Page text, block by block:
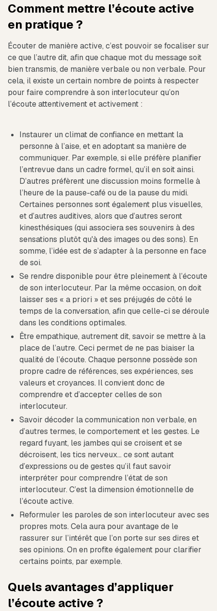
Comment mettre l’écoute active
en pratique ?
Écouter de manière active, c’est pouvoir se focaliser sur
ce que l’autre dit, afin que chaque mot du message soit
bien transmis, de manière verbale ou non verbale. Pour
cela, il existe un certain nombre de points à respecter
pour faire comprendre à son interlocuteur qu’on
l’écoute attentivement et activement :
Instaurer un climat de confiance en mettant la
personne à l’aise, et en adoptant sa manière de
communiquer. Par exemple, si elle préfère planifier
l’entrevue dans un cadre formel, qu’il en soit ainsi.
D’autres préfèrent une discussion moins formelle à
l’heure de la pause-café ou de la pause du midi.
Certaines personnes sont également plus visuelles,
et d’autres auditives, alors que d’autres seront
kinesthésiques (qui associera ses souvenirs à des
sensations plutôt qu'à des images ou des sons). En
somme, l’idée est de s’adapter à la personne en face
de soi.
Se rendre disponible pour être pleinement à l’écoute
de son interlocuteur. Par la même occasion, on doit
laisser ses « a priori » et ses préjugés de côté le
temps de la conversation, afin que celle-ci se déroule
dans les conditions optimales.
Être empathique, autrement dit, savoir se mettre à la
place de l’autre. Ceci permet de ne pas biaiser la
qualité de l’écoute. Chaque personne possède son
propre cadre de références, ses expériences, ses
valeurs et croyances. Il convient donc de
comprendre et d’accepter celles de son
interlocuteur.
Savoir décoder la communication non verbale, en
d’autres termes, le comportement et les gestes. Le
regard fuyant, les jambes qui se croisent et se
décroisent, les tics nerveux… ce sont autant
d’expressions ou de gestes qu’il faut savoir
interpréter pour comprendre l’état de son
interlocuteur. C’est la dimension émotionnelle de
l’écoute active.
Reformuler les paroles de son interlocuteur avec ses
propres mots. Cela aura pour avantage de le
rassurer sur l’intérêt que l’on porte sur ses dires et
ses opinions. On en profite également pour clarifier
certains points, par exemple.
Quels avantages d’appliquer
l’écoute active ?